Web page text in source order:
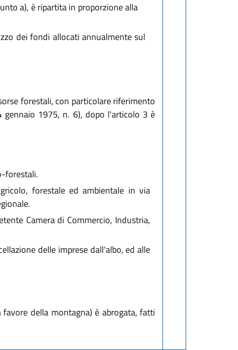
a), è ripartita in proporzione alla
dei fondi allocati annualmente sul
forestali, con particolare riferimento
1975, n. 6), dopo l'articolo 3 è
forestali.
forestale ed ambientale in via
Camera di Commercio, Industria,
delle imprese dall'albo, ed alle
della montagna) è abrogata, fatti